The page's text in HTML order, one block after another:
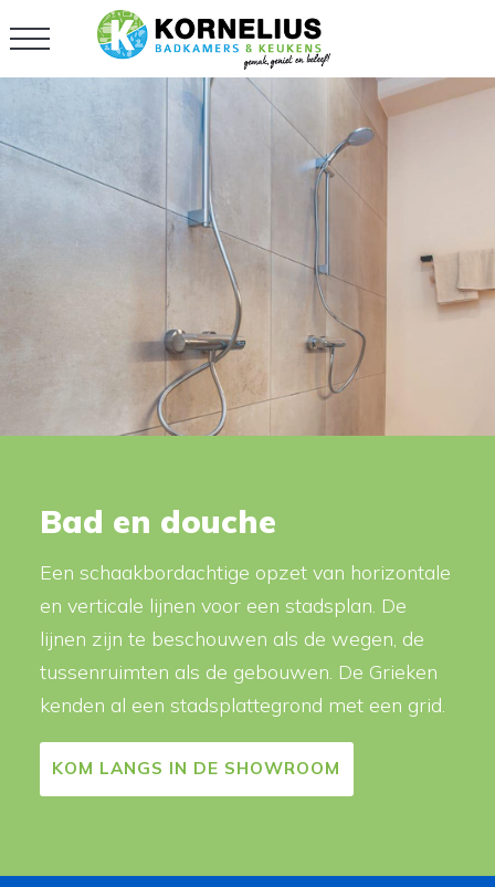
Bad en douche
Een schaakbordachtige opzet van horizontale
en verticale lijnen voor een stadsplan. De
lijnen zijn te beschouwen als de wegen, de
tussenruimten als de gebouwen. De Grieken
kenden al een stadsplattegrond met een grid.
KOM LANGS IN DE SHOWROOM